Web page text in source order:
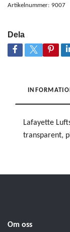
Artikelnummer: 9007
Dela
Lafayette
transparent,
Om oss